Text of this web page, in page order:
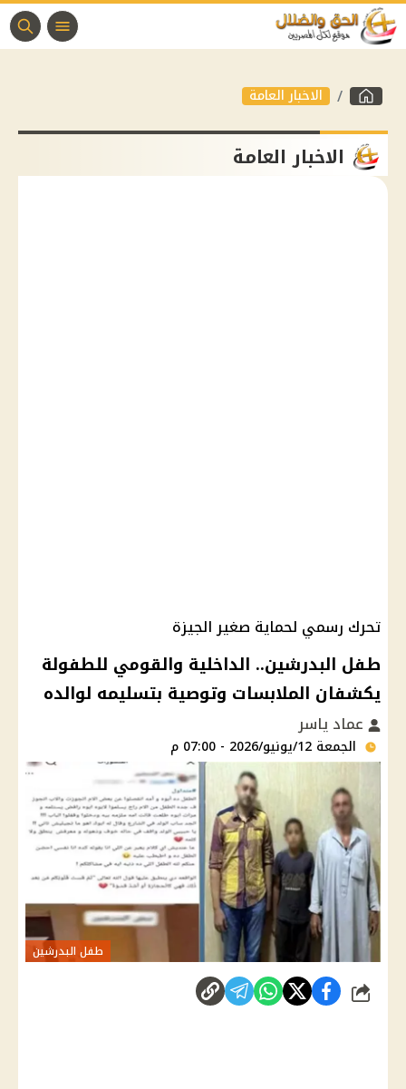
الاخبار العامة
الاخبار العامة
تحرك رسمي لحماية صغير الجيزة
طفل البدرشين.. الداخلية والقومي للطفولة
يكشفان الملابسات وتوصية بتسليمه لوالده
عماد ياسر
الجمعة 12/يونيو/2026 - 07:00 م
طفل البدرشين
شارك